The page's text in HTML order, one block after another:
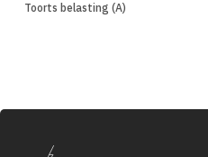
Toorts belasting (A)